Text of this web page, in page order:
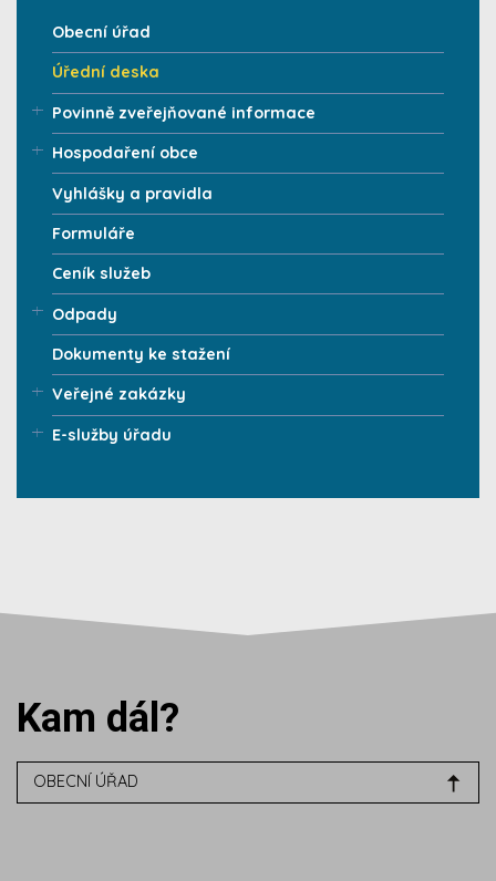
Obecní úřad
Úřední deska
Povinně zveřejňované informace
Hospodaření obce
Vyhlášky a pravidla
Formuláře
Ceník služeb
Odpady
Dokumenty ke stažení
Veřejné zakázky
E-služby úřadu
Kam dál?
OBECNÍ ÚŘAD